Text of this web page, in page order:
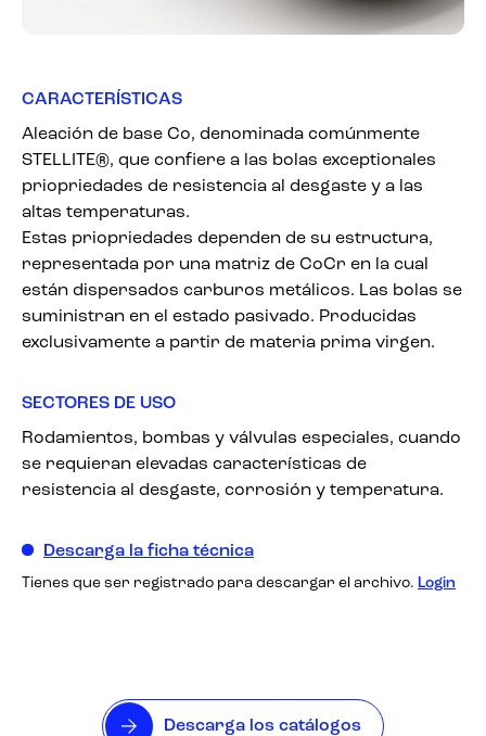
CARACTERÍSTICAS
Aleación de base Co, denominada comúnmente
STELLITE®, que confiere a las bolas exceptionales
priopriedades de resistencia al desgaste y a las
altas temperaturas.
Estas priopriedades dependen de su estructura,
representada por una matriz de CoCr en la cual
están dispersados carburos metálicos. Las bolas se
suministran en el estado pasivado. Producidas
exclusivamente a partir de materia prima virgen.
SECTORES DE USO
Rodamientos, bombas y válvulas especiales, cuando
se requieran elevadas características de
resistencia al desgaste, corrosión y temperatura.
Descarga la ficha técnica
Tienes que ser registrado para descargar el archivo. Login
Descarga los catálogos